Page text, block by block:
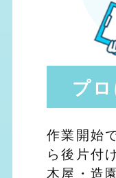
プ
作業開始
ら後片付
木屋・造